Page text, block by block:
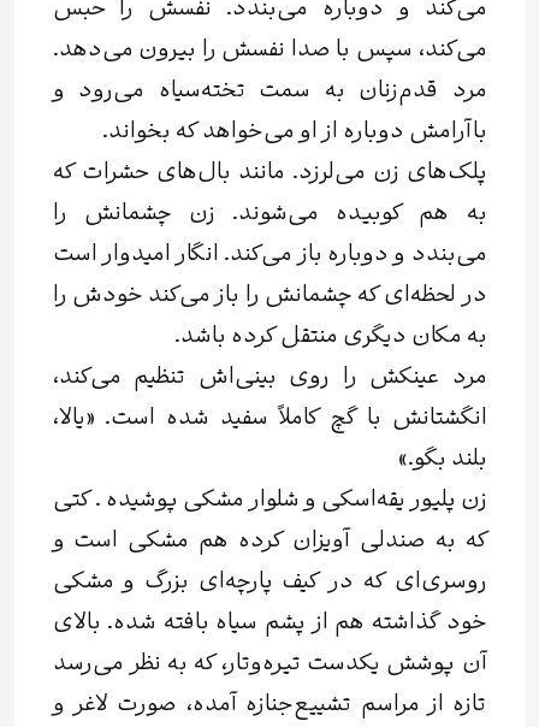
می‌کند و دوباره می‌بندد. نفسش را حبس
می‌کند، سپس با صدا نفسش را بیرون می‌دهد.
مرد قدم‌زنان به سمت تخته‌سیاه می‌رود و
باآرامش دوباره از او می‌خواهد که بخواند.
پلک‌های زن می‌لرزد. مانند بال‌های حشرات که
به هم کوبیده می‌شوند. زن چشمانش را
می‌بندد و دوباره باز می‌کند. انگار امیدوار است
در لحظه‌ای که چشمانش را باز می‌کند خودش را
به مکان دیگری منتقل کرده باشد.
مرد عینکش را روی بینی‌اش تنظیم می‌کند،
انگشتانش با گچ کاملاً سفید شده است. «یالا،
بلند بگو.»
زن پلیور یقه‌اسکی و شلوار مشکی پوشیده . کتی
که به صندلی آویزان کرده هم مشکی است و
روسری‌ای که در کیف پارچه‌ای بزرگ و مشکی
خود گذاشته هم از پشم سیاه بافته شده. بالای
آن پوشش یکدست تیره‌وتار، که به نظر می‌رسد
تازه از مراسم تشییع‌جنازه آمده، صورت لاغر و